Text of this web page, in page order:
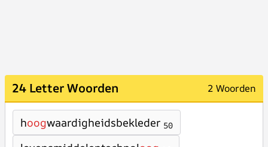
24 Letter Woorden 2 Woorden
hoogwaardigheidsbekleder 50